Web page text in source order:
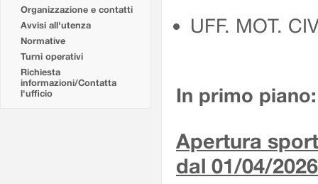
Organizzazione e contatti
Avvisi all'utenza
Normative
Turni operativi
Richiesta
informazioni/Contatta
l'ufficio
UFF. MOT.
In primo piano:
Apertura
dal 01/04/2026